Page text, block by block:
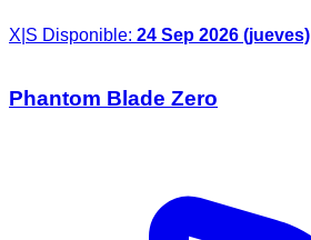
X|S Disponible: 24 Sep 2026 (jueves)
Phantom Blade Zero